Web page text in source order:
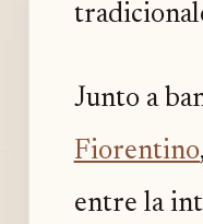
Junto a
Fiorentino
entre la